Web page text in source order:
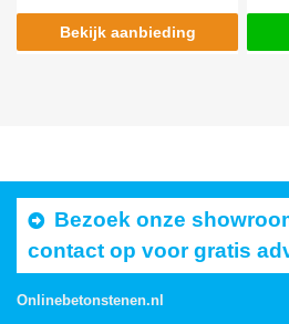
Bekijk aanbieding
Bezoek onze
contact op voor gratis
Onlinebetonstenen.nl